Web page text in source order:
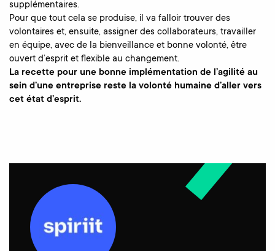
supplémentaires.
Pour que tout cela se produise, il va falloir trouver des
volontaires et, ensuite, assigner des collaborateurs, travailler
en équipe, avec de la bienveillance et bonne volonté, être
ouvert d’esprit et flexible au changement.
La recette pour une bonne implémentation de l’agilité au
sein d’une entreprise reste la volonté humaine d’aller vers
cet état d’esprit.